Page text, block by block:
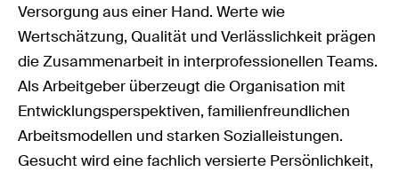
Versorgung aus einer Hand. Werte wie
Wertschätzung, Qualität und Verlässlichkeit prägen
die Zusammenarbeit in interprofessionellen Teams.
Als Arbeitgeber überzeugt die Organisation mit
Entwicklungsperspektiven, familienfreundlichen
Arbeitsmodellen und starken Sozialleistungen.
Gesucht wird eine fachlich versierte Persönlichkeit,